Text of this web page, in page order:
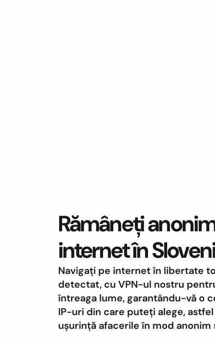
Rămâneți
internet în
Navigați pe internet în libertate
detectat, cu VPN-ul nostru
întreaga lume, garantându-vă o
IP-uri din care puteți alege,
ușurință afacerile în mod anonim